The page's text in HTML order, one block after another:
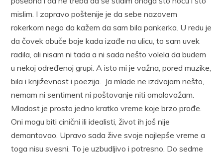
mislim. I zapravo poštenije je da sebe nazovem
rokerkom nego da kažem da sam bila pankerka. U redu je
da čovek obuče boje kada izađe na ulicu, to sam uvek
radila, ali nisam ni tada a ni sada nešto volela da budem
u nekoj određenoj grupi. A isto mi je važna, pored muzike,
bila i književnost i poezija. Ja mlade ne izdvajam nešto,
nemam ni sentiment ni poštovanje niti omalovažam.
Mladost je prosto jedno kratko vreme koje brzo prođe.
Oni mogu biti cinični ili idealisti, život ih još nije
demantovao. Upravo sada žive svoje najlepše vreme a
toga nisu svesni. To je uzbudljivo i potresno. Do sedme